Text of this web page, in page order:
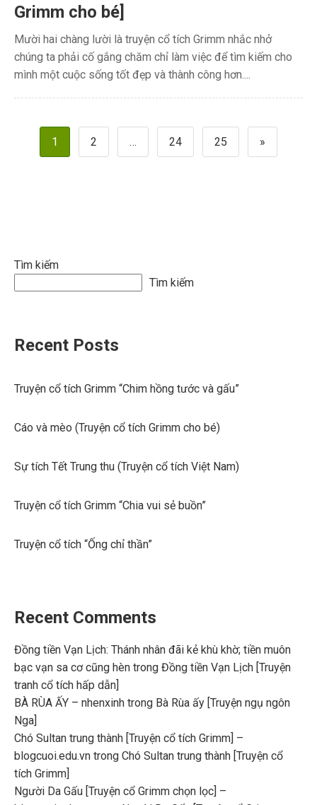
Grimm cho bé]
Mười hai chàng lười là truyện cổ tích Grimm nhắc nhở
chúng ta phải cố gắng chăm chỉ làm việc để tìm kiếm cho
mình một cuộc sống tốt đẹp và thành công hơn....
Phân
trang
1 2 … 24 25 »
Tìm kiếm
Tìm kiếm
Recent Posts
Truyện cổ tích Grimm “Chim hồng tước và gấu”
Cáo và mèo (Truyện cổ tích Grimm cho bé)
Sự tích Tết Trung thu (Truyện cổ tích Việt Nam)
Truyện cổ tích Grimm “Chia vui sẻ buồn”
Truyện cổ tích “Ống chỉ thần”
Recent Comments
Đồng tiền Vạn Lịch: Thánh nhân đãi kẻ khù khờ; tiền muôn
bạc vạn sa cơ cũng hèn trong Đồng tiền Vạn Lịch [Truyện
tranh cổ tích hấp dẫn]
BÀ RÙA ẤY – nhenxinh trong Bà Rùa ấy [Truyện ngụ ngôn
Nga]
Chó Sultan trung thành [Truyện cổ tích Grimm] –
blogcuoi.edu.vn trong Chó Sultan trung thành [Truyện cổ
tích Grimm]
Người Da Gấu [Truyện cổ Grimm chọn lọc] –